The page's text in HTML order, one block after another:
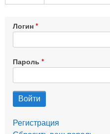
Логин
Пароль
Регистрация